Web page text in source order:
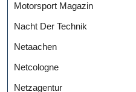
Motorsport Magazin
Nacht Der Technik
Netaachen
Netcologne
Netzagentur